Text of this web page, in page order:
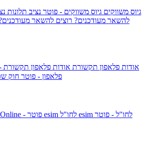
גיוס משווקים גיוס משווקים - פוטר נציב תלונות
להשאר מעודכנים? רוצים להשאר
אודות פלאפון תקשורת אודות פלאפון תקשורת
פלאפון - פוטר חוק
esim לחו"ל - פוטר